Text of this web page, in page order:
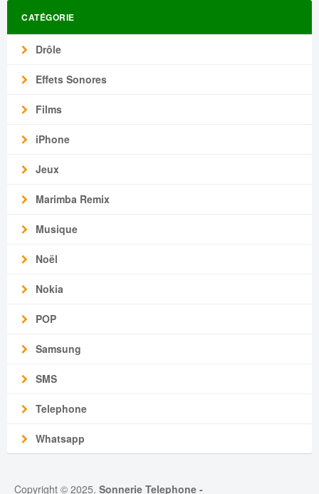
CATÉGORIE
Drôle
Effets Sonores
Films
iPhone
Jeux
Marimba Remix
Musique
Noël
Nokia
POP
Samsung
SMS
Telephone
Whatsapp
Copyright © 2025. Sonnerie Telephone -